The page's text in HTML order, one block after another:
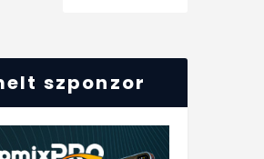
szponzor